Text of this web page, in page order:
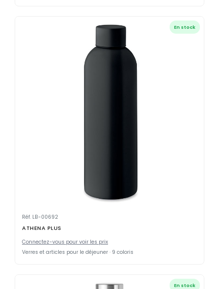
En stock
Réf. LB-00692
ATHENA PLUS
Connectez-vous pour voir les prix
Verres et articles pour le déjeuner · 9 coloris
En stock